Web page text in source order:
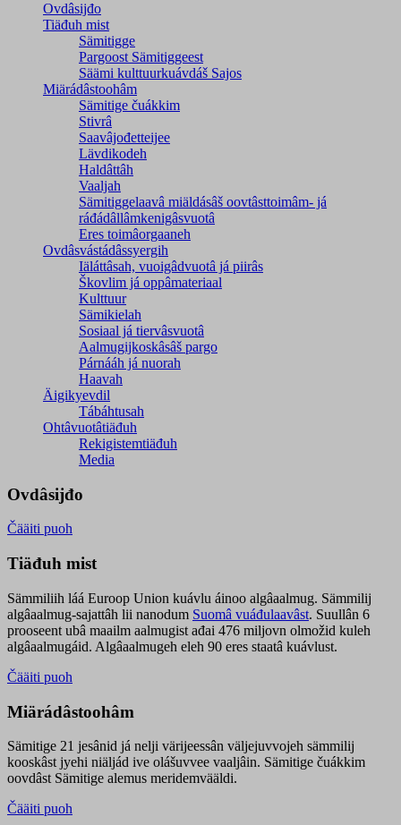
Ovdâsijđo
Tiäđuh mist
Sämitigge
Pargoost Sämitiggeest
Säämi kulttuurkuávdáš Sajos
Miärádâstoohâm
Sämitige čuákkim
Stivrâ
Saavâjođetteijee
Lävdikodeh
Haldâttâh
Vaaljah
Sämitiggelaavâ miäldásâš oovtâsttoimâm- já
ráđádâllâmkenigâsvuotâ
Eres toimâorgaaneh
Ovdâsvástádâssyergih
Iäláttâsah, vuoigâdvuotâ já piirâs
Škovlim já oppâmateriaal
Kulttuur
Sämikielah
Sosiaal já tiervâsvuotâ
Aalmugijkoskâsâš pargo
Párnááh já nuorah
Haavah
Äigikyevdil
Tábáhtusah
Ohtâvuotâtiäđuh
Rekigistemtiäđuh
Media
Ovdâsijđo
Čääiti puoh
Tiäđuh mist
Sämmiliih láá Euroop Union kuávlu áinoo algâaalmug. Sämmilij
algâaalmug-sajattâh lii nanodum Suomâ vuáđulaavâst. Suullân 6
prooseent ubâ maailm aalmugist ađai 476 miljovn olmožid kuleh
algâaalmugáid. Algâaalmugeh eleh 90 eres staatâ kuávlust.
Čääiti puoh
Miärádâstoohâm
Sämitige 21 jesânid já nelji värijeessân väljejuvvojeh sämmilij
kooskâst jyehi niäljád ive olášuvvee vaaljâin. Sämitige čuákkim
oovdâst Sämitige alemus meridemvääldi.
Čääiti puoh